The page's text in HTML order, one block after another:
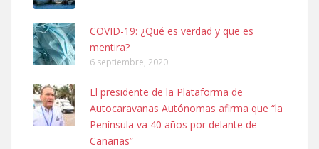
SHIBA PERDIDO AVDA JOSE MESA Y LOPEZ
PERRO MACHO RAZA SHIBA CON MICROCHIP PERDIDO HOY
06/07/2025 ZONA MESA Y LOPEZ. ES MUY ASUSTADIZO
Leales.org » Gran Canaria
6.7.2025
COVID-19: ¿Qué es verdad y que es
mentira?
6 septiembre, 2020
El presidente de la Plataforma de
Autocaravanas Autónomas afirma que “la
Península va 40 años por delante de
Canarias”